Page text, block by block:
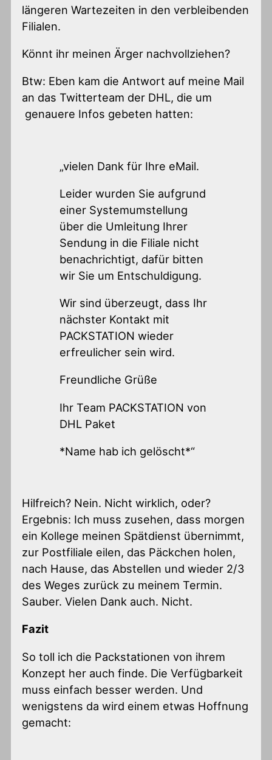
längeren Wartezeiten in den verbleibenden
Filialen.
Könnt ihr meinen Ärger nachvollziehen?
Btw: Eben kam die Antwort auf meine Mail
an das Twitterteam der DHL, die um
genauere Infos gebeten hatten:
„vielen Dank für Ihre eMail.
Leider wurden Sie aufgrund
einer Systemumstellung
über die Umleitung Ihrer
Sendung in die Filiale nicht
benachrichtigt, dafür bitten
wir Sie um Entschuldigung.
Wir sind überzeugt, dass Ihr
nächster Kontakt mit
PACKSTATION wieder
erfreulicher sein wird.
Freundliche Grüße
Ihr Team PACKSTATION von
DHL Paket
*Name hab ich gelöscht*“
Hilfreich? Nein. Nicht wirklich, oder?
Ergebnis: Ich muss zusehen, dass morgen
ein Kollege meinen Spätdienst übernimmt,
zur Postfiliale eilen, das Päckchen holen,
nach Hause, das Abstellen und wieder 2/3
des Weges zurück zu meinem Termin.
Sauber. Vielen Dank auch. Nicht.
Fazit
So toll ich die Packstationen von ihrem
Konzept her auch finde. Die Verfügbarkeit
muss einfach besser werden. Und
wenigstens da wird einem etwas Hoffnung
gemacht: